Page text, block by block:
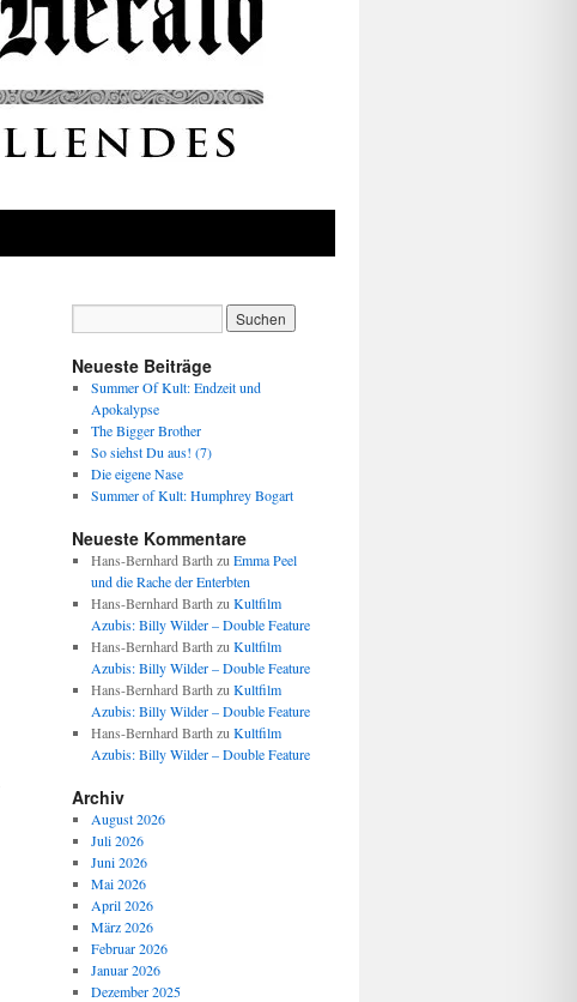
Neueste Beiträge
Summer Of Kult: Endzeit und
Apokalypse
The Bigger Brother
So siehst Du aus! (7)
Die eigene Nase
Summer of Kult: Humphrey Bogart
Neueste Kommentare
Hans-Bernhard Barth zu Emma Peel
und die Rache der Enterbten
Hans-Bernhard Barth zu Kultfilm
Azubis: Billy Wilder – Double Feature
Hans-Bernhard Barth zu Kultfilm
Azubis: Billy Wilder – Double Feature
Hans-Bernhard Barth zu Kultfilm
Azubis: Billy Wilder – Double Feature
Hans-Bernhard Barth zu Kultfilm
Azubis: Billy Wilder – Double Feature
Archiv
August 2026
Juli 2026
Juni 2026
Mai 2026
April 2026
März 2026
Februar 2026
Januar 2026
Dezember 2025